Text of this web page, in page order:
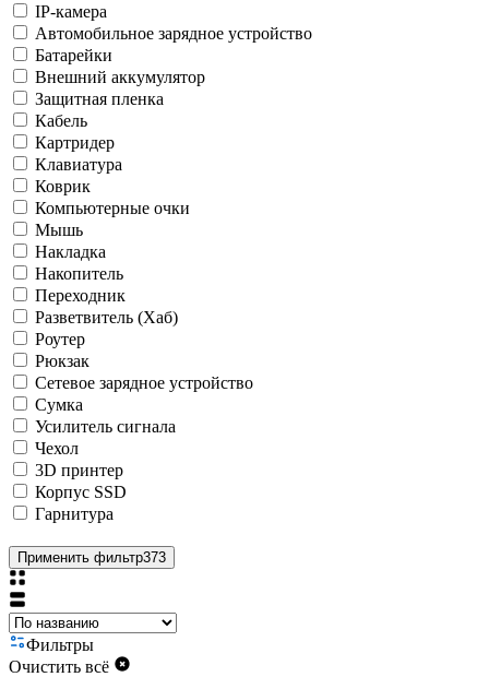
IP-камера
Автомобильное зарядное устройство
Батарейки
Внешний аккумулятор
Защитная пленка
Кабель
Картридер
Клавиатура
Коврик
Компьютерные очки
Мышь
Накладка
Накопитель
Переходник
Разветвитель (Хаб)
Роутер
Рюкзак
Сетевое зарядное устройство
Сумка
Усилитель сигнала
Чехол
3D принтер
Корпус SSD
Гарнитура
Применить фильтр373
Фильтры
Очистить всё